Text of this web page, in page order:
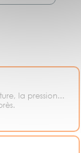
la pression...